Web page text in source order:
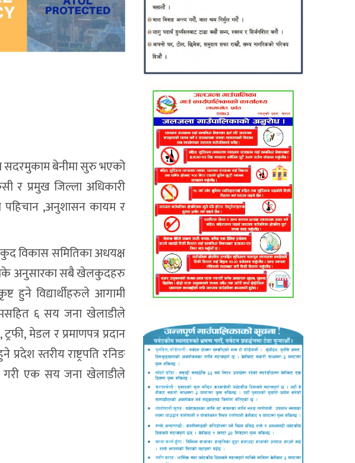
सदरमुकाम बेनीमा सुरु भएको
र प्रमुख जिल्ला अधिकारी
पहिचान ,अनुशासन कायम र
विकास समितिका अधयक्ष
तोके अनुसारका सबै खेलकुदहरु
हुने विद्यार्थीहरुले आगामी
६ सय जना खेलाडीले
मेडल र प्रमाणपत्र प्रदान
स्तरीय राष्ट्रपति रनिङ
गरी एक सय जना खेलाडीले